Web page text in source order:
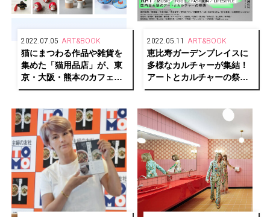
2022.07.05 ART&BOOK
猫にまつわる作品や雑貨を
集めた「猫用品店」が、東
京・大阪・熊本のカフェ＆
ブックス ビブリオテークで
2022.05.11 ART&BOOK
恵比寿ガーデンプレイスに
多様なカルチャーが集結！
アートとカルチャーの祭典
「MEET YOUR ART
Soil’」開催